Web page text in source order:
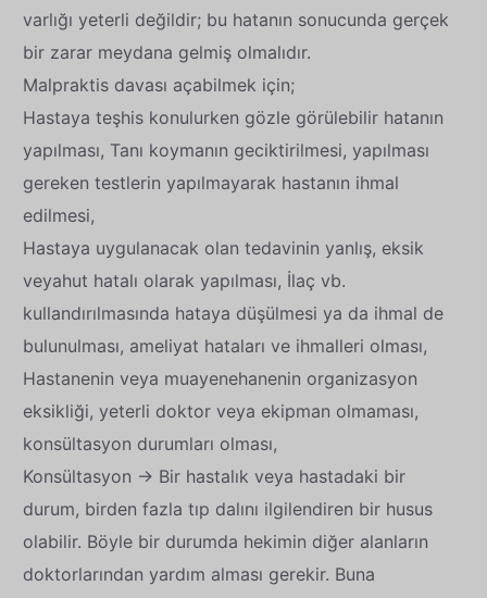
varlığı yeterli değildir; bu hatanın sonucunda gerçek
bir zarar meydana gelmiş olmalıdır.
Malpraktis davası açabilmek için;
Hastaya teşhis konulurken gözle görülebilir hatanın
yapılması, Tanı koymanın geciktirilmesi, yapılması
gereken testlerin yapılmayarak hastanın ihmal
edilmesi,
Hastaya uygulanacak olan tedavinin yanlış, eksik
veyahut hatalı olarak yapılması, İlaç vb.
kullandırılmasında hataya düşülmesi ya da ihmal de
bulunulması, ameliyat hataları ve ihmalleri olması,
Hastanenin veya muayenehanenin organizasyon
eksikliği, yeterli doktor veya ekipman olmaması,
konsültasyon durumları olması,
Konsültasyon → Bir hastalık veya hastadaki bir
durum, birden fazla tıp dalını ilgilendiren bir husus
olabilir. Böyle bir durumda hekimin diğer alanların
doktorlarından yardım alması gerekir. Buna